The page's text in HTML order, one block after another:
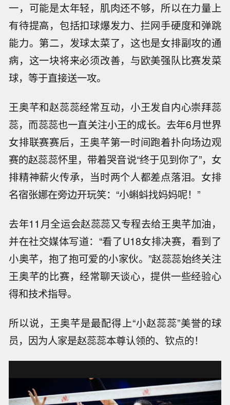
一，可能是太年轻，肌肉还不够，所以在力量上
有待提高，包括扣球爆发力、拦网手硬度和弹跳
能力。第二，发球太菜了，这也是女排副攻的通
病，这一块将来必须改善，与欧美强队比赛发菜
球，等于直接送一攻。
王奥芊和赵蕊蕊经常互动，小王发自内心崇拜蕊
蕊，而蕊蕊也一直关注小王的成长。去年6月世界
女排联赛赛后，王奥芊第一时间跑着扑向场边观
赛的赵蕊蕊怀里，带着哭音说“终于见到你了”，女
排精神薪火传承，当时两个人都差点落泪。女排
名宿张娜在旁边开玩笑：“小蝌蚪找妈妈呢！”
去年11月全运会赵蕊蕊又专程去给王奥芊加油，
并在社交媒体写道：“看了U18女排决赛，看到了
小奥芊，抱了抱可爱的小家伙。”赵蕊蕊始终关注
王奥芊的比赛，经常聊天谈心，提供一些经验心
得和技术指导。
所以说，王奥芊是最配得上“小赵蕊蕊”美誉的球
员，因为人家是赵蕊蕊本尊认领的、钦点的！